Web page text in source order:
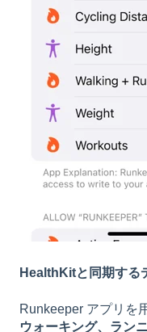
HealthKitと同期する
Runkeeper アプリを
ウォーキング、ラン